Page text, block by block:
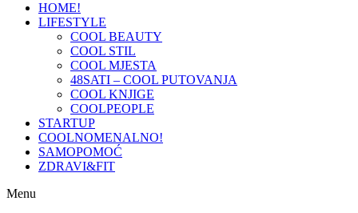
HOME!
LIFESTYLE
COOL BEAUTY
COOL STIL
COOL MJESTA
48SATI – COOL PUTOVANJA
COOL KNJIGE
COOLPEOPLE
STARTUP
COOLNOMENALNO!
SAMOPOMOĆ
ZDRAVI&FIT
Menu